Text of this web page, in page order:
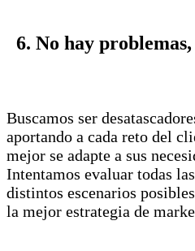
6. No hay
Buscamos ser
aportando a cada reto del
mejor se adapte a sus
Intentamos evaluar todas
distintos escenarios
la mejor estrategia de